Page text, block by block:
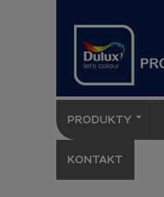
PRODUKTY
KONTAKT